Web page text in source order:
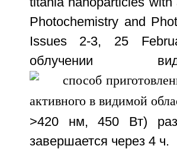
Photochemistry and
Issues 2-3, 25
облучении
>420 нм, 450 Вт)
завершается через 4 ч.